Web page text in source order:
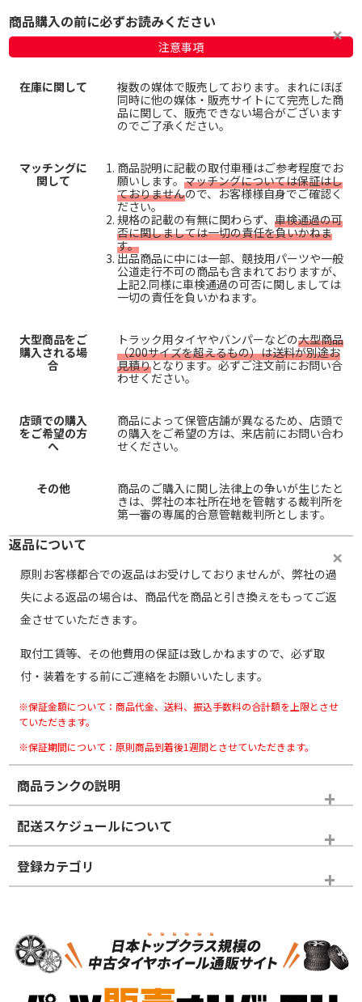
商品購入の前に必ずお読みください
注意事項
在庫に関して
複数の媒体で販売しております。まれにほぼ
同時に他の媒体・販売サイトにて完売した商
品に関して、販売できない場合がございます
のでご了承ください。
マッチングに
関して
商品説明に記載の取付車種はご参考程度でお
願いします。 マッチングについては保証はし
ておりませんので、お客様様自身でご確認く
ださい。
規格の記載の有無に関わらず、 車検通過の可
否に関しましては一切の責任を負いかねま
す。
出品商品に中には一部、競技用パーツや一般
公道走行不可の商品も含まれておりますが、
上記2.同様に車検通過の可否に関しましては
一切の責任を負いかねます。
大型商品をご
購入される場
合
トラック用タイヤやバンパーなどの大型商品
（200サイズを超えるもの）は送料が別途お
見積りとなります。必ずご注文前にお問い合
わせください。
店頭での購入
をご希望の方
へ
商品によって保管店舗が異なるため、店頭で
の購入をご希望の方は、来店前にお問い合わ
せください。
その他
商品のご購入に関し法律上の争いが生じたと
きは、弊社の本社所在地を管轄する裁判所を
第一審の専属的合意管轄裁判所とします。
返品について
原則お客様都合での返品はお受けしておりませんが、弊社の過
失による返品の場合は、商品代を商品と引き換えをもってご返
金させていただきます。
取付工賃等、その他費用の保証は致しかねますので、必ず取
付・装着をする前にご連絡をお願いいたします。
※保証金額について：商品代金、送料、振込手数料の合計額を上限とさせ
ていただきます。
※保証期間について：原則商品到着後1週間とさせていただきます。
商品ランクの説明
※商品ランクは出品者の主観により判断しておりますので、あら
かじめご了承ください。
ホイールランク
S
品）
S
新車外し品（新古
配送スケジュールについて
登録カテゴリ
スタッドレスタイヤホイールセット